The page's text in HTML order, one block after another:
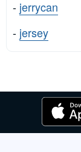
- jerrycan
- jersey